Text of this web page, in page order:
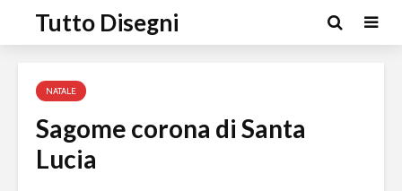
Tutto Disegni
NATALE
Sagome corona di Santa
Lucia